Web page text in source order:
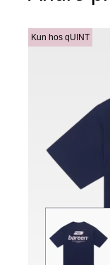
Kun hos qUINT